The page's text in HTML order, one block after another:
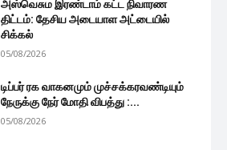
அஸ்வெசும இரண்டாம் கட்ட நிவாரண
திட்டம்: தேசிய அடையாள அட்டையில்
சிக்கல்
05/08/2026
டிப்பர் ரக வாகனமும் முச்சக்கரவண்டியும்
நேருக்கு நேர் மோதி விபத்து :...
05/08/2026